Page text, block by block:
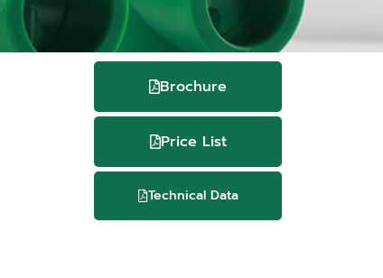
Brochure
Price List
Technical Data